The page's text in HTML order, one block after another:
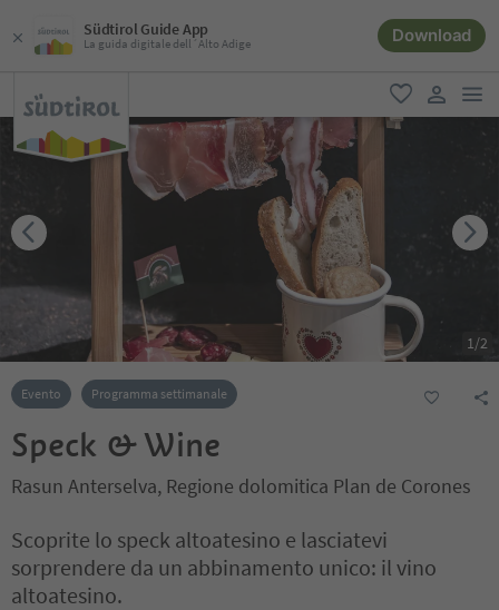
Südtirol Guide App
La guida digitale dell´Alto Adige Download
favoriti
user link
1/2
Evento Programma settimanale
Speck & Wine
Rasun Anterselva, Regione dolomitica Plan de Corones
Scoprite lo speck altoatesino e lasciatevi
sorprendere da un abbinamento unico: il vino
altoatesino.